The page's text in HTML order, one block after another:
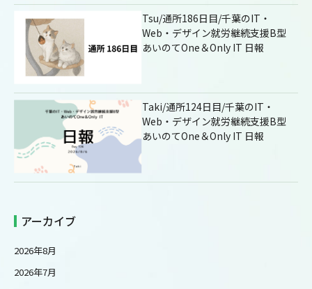
Tsu/通所186日目/千葉のIT・
Web・デザイン就労継続支援B型
あいのてOne＆Only IT 日報
Taki/通所124日目/千葉のIT・
Web・デザイン就労継続支援B型
あいのてOne＆Only IT 日報
アーカイブ
2026年8月
2026年7月